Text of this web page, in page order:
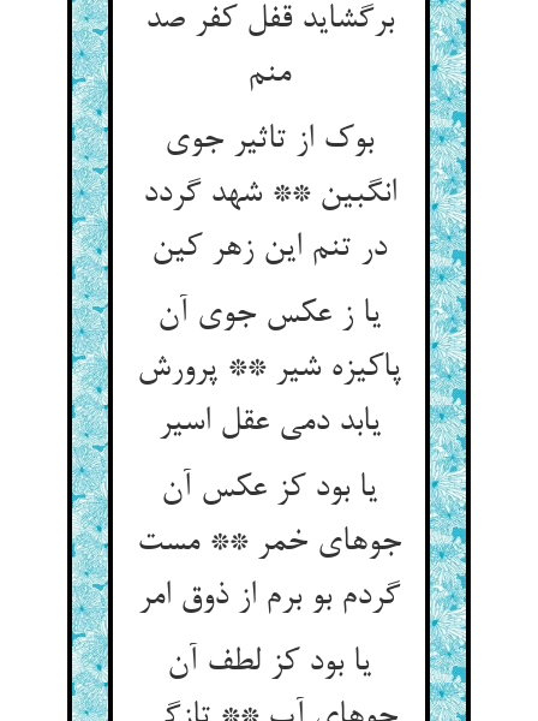
برگشاید قفل کفر صد
منم
بوک از تاثیر جوی
انگبین ** شهد گردد
در تنم این زهر کین
یا ز عکس جوی آن
پاکیزه شیر ** پرورش
یابد دمی عقل اسیر
یا بود کز عکس آن
جوهای خمر ** مست
گردم بو برم از ذوق امر
یا بود کز لطف آن